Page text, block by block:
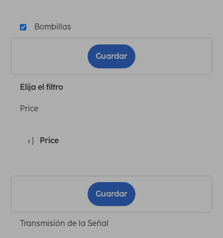
Bombillas
Guardar
Elija el filtro
Price
Price
Guardar
Transmisión de la Señal